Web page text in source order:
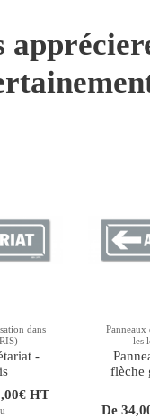
dans
-
HT
Panneaux
les
flèche
De